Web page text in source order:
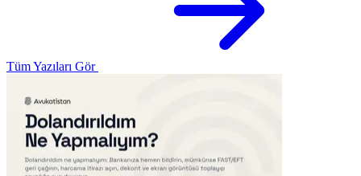
Tüm Yazıları Gör